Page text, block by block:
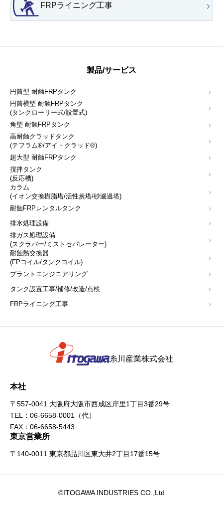
FRPライニング工事
糸川産業株式会社
本社
〒557-0041 大阪府大阪市西成区岸里1丁目3番29号
TEL： 06-6658-0001
（代）
FAX：06-6658-5443
東京営業所
〒140-0011 東京都品川区東大井2丁目17番15号
製品/サービス
円筒型 耐蝕FRPタンク
円筒横型 耐蝕FRPタンク
(タンクローリー式/設置式)
角型 耐蝕FRPタンク
高耐蝕クラッドタンク
(テフラム®/アイ・クラッド®)
超大型 耐蝕FRPタンク
撹拌タンク
(反応槽)
カラム
(イオン交換樹脂塔/活性炭塔/砂濾過塔)
耐蝕FRPレンタルタンク
排水処理設備
排ガス処理設備
(スクラバー/ミストセパレーター)
耐蝕熱交換器
(FPコイル/タンクコイル)
プラントエンジニアリング
タンク設置工事/補修/改造/点検
FRPライニング工事
©ITOGAWA INDUSTRIES CO.,Ltd